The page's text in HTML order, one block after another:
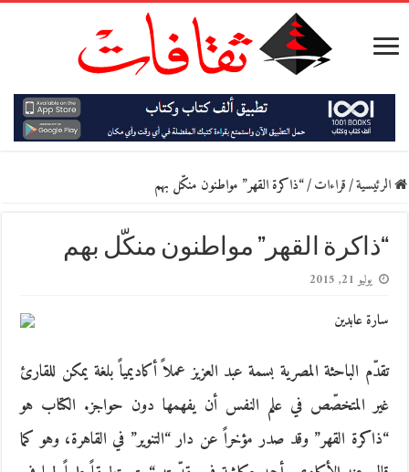
الرئيسية/قراءات/“ذاكرة القهر” مواطنون منكّل بهم
“ذاكرة القهر” مواطنون منكّل بهم
يوليو 21, 2015
سارة عابدين
تقدّم الباحثة المصرية بسمة عبد العزيز عملاً أكاديمياً بلغة يمكن للقارئ
غير المتخصّص في علم النفس أن يفهمها دون حواجز. الكتاب هو
“ذاكرة القهر” وقد صدر مؤخراً عن دار “التنوير” في القاهرة، وهو كما